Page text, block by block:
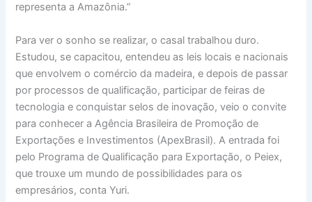
representa a Amazônia.”
Para ver o sonho se realizar, o casal trabalhou duro.
Estudou, se capacitou, entendeu as leis locais e nacionais
que envolvem o comércio da madeira, e depois de passar
por processos de qualificação, participar de feiras de
tecnologia e conquistar selos de inovação, veio o convite
para conhecer a Agência Brasileira de Promoção de
Exportações e Investimentos (ApexBrasil). A entrada foi
pelo Programa de Qualificação para Exportação, o Peiex,
que trouxe um mundo de possibilidades para os
empresários, conta Yuri.